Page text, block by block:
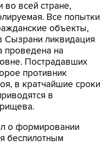
во всей стране,
Все попытки
объекты,
Сызрани ликвидация
проведена на
Пострадавших
противник
в кратчайшие сроки
в
о формировании
беспилотным